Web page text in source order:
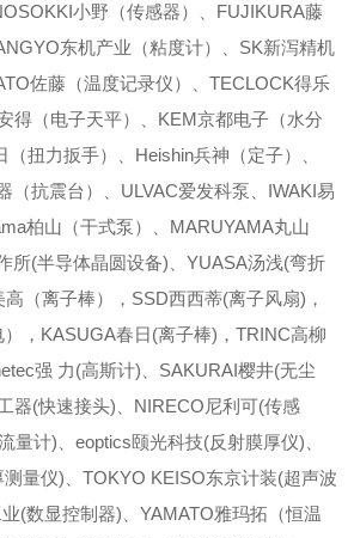
小野（传感器）、FUJIKURA藤
东机产业（粘度计）、SK新泻精机
佐藤（温度记录仪）、TECLOCK得乐
得（电子天平）、KEM京都电子（水分
扭力扳手）、Heishin兵神（定子）、
（抗震台）、ULVAC爱发科泵、IWAKI易
柏山（干式泵）、MARUYAMA丸山
所(半导体晶圆设备)、YUASA汤浅(弯折
（离子棒），SSD西西蒂(离子风扇)，
，KASUGA春日(离子棒)，TRINC高柳
强 力(高斯计)、SAKURAI樱井(无尘
器(快速接头)、NIRECO尼利可(传感
量计)、eoptics颐光科技(反射膜厚仪)、
量仪)、TOKYO KEISO东京计装(超声波
(数显控制器)、YAMATO雅玛拓（恒温